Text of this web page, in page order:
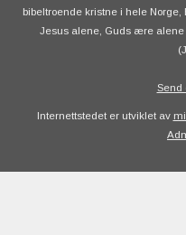
bibeltroende kristne i hele
Jesus alene, Guds ære alene
Send
Internettstedet er utviklet av